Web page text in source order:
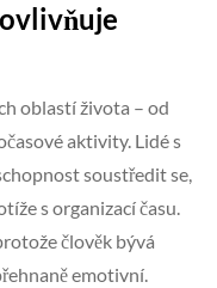
oblastí života – od
aktivity. Lidé s
soustředit se,
s organizací času.
člověk bývá
emotivní.